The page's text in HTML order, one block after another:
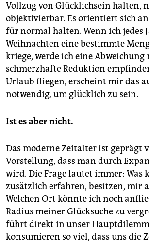
Vollzug von Glücklichsein halten,
objektivierbar. Es orientiert sich
für normal halten. Wenn ich jedes
Weihnachten eine bestimmte
kriege, werde ich eine Abweichung
schmerzhafte Reduktion
Urlaub fliegen, erscheint mir das
notwendig, um glücklich zu sein.
Ist es aber nicht.
Das moderne Zeitalter ist geprägt
Vorstellung, dass man durch
wird. Die Frage lautet immer: Was
zusätzlich erfahren, besitzen, mir
Welchen Ort könnte ich noch
Radius meiner Glücksuche zu
führt direkt in unser
konsumieren so viel, dass uns die